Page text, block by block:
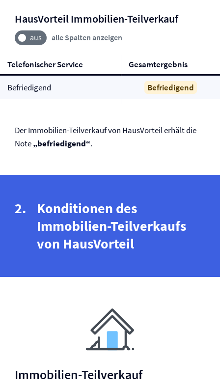
HausVorteil Immobilien-Teilverkauf
alle Spalten anzeigen
Telefonischer Service Gesamtergebnis
Befriedigend Befriedigend
Der Immobilien-Teilverkauf von HausVorteil erhält die
Note„befriedigend“.
Konditionen des
Immobilien-Teilverkaufs
von HausVorteil
Immobilien-Teilverkauf